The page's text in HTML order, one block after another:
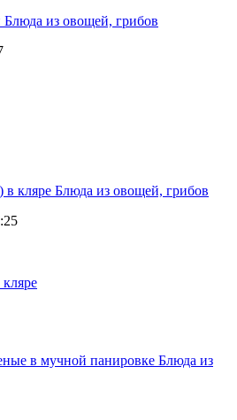
Блюда из овощей, грибов
Блюда из овощей, грибов
Блюда из